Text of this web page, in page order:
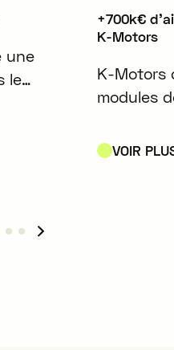
une
le
+700k€
K-Motors
K-Motors
modules
playVOIR